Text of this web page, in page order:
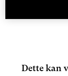
Dette kan